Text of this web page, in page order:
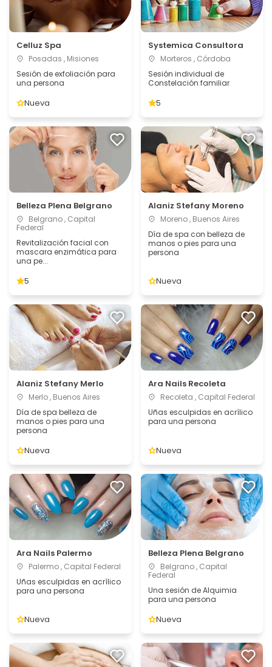
Celluz Spa
Posadas , Misiones
Sesión de exfoliación para
una persona
Nueva
Systemica Consultora
Morteros , Córdoba
Sesión individual de
Constelación familiar
5
Belleza Plena Belgrano
Belgrano , Capital
Federal
Revitalización facial con
mascara enzimática para
una pe...
5
Alaniz Stefany Moreno
Moreno , Buenos Aires
Día de spa con belleza de
manos o pies para una
persona
Nueva
Alaniz Stefany Merlo
Merlo , Buenos Aires
Día de spa belleza de
manos o pies para una
persona
Nueva
Ara Nails Recoleta
Recoleta , Capital Federal
Uñas esculpidas en acrílico
para una persona
Nueva
Ara Nails Palermo
Palermo , Capital Federal
Uñas esculpidas en acrílico
para una persona
Nueva
Belleza Plena Belgrano
Belgrano , Capital
Federal
Una sesión de Alquimia
para una persona
Nueva